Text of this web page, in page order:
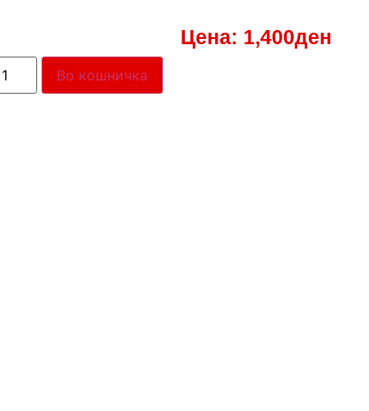
Цена: 1,400ден
Во кошничка